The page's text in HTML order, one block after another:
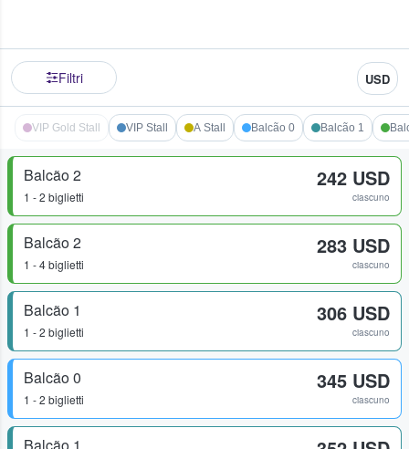
Filtri USD
VIP Gold Stall VIP Stall A Stall Balcão 0 Balcão 1
Balcão 2
1 - 2 biglietti
242 USD
ciascuno
Balcão 2
1 - 4 biglietti
283 USD
ciascuno
Balcão 1
1 - 2 biglietti
306 USD
ciascuno
Balcão 0
1 - 2 biglietti
345 USD
ciascuno